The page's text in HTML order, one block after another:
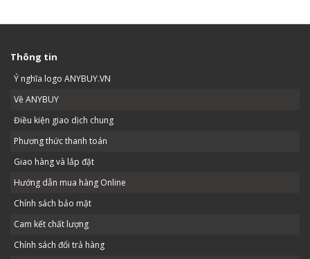
Thông tin
Ý nghĩa logo ANYBUY.VN
Về ANYBUY
Điều kiện giao dịch chung
Phương thức thanh toán
Giao hàng và lắp đặt
Hướng dẫn mua hàng Online
Chính sách bảo mật
Cam kết chất lượng
Chính sách đổi trả hàng